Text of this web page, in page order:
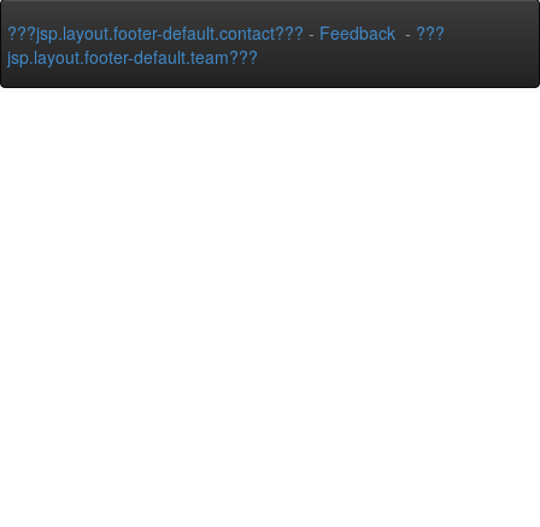
???jsp.layout.footer-default.contact??? - Feedback - ???
jsp.layout.footer-default.team???